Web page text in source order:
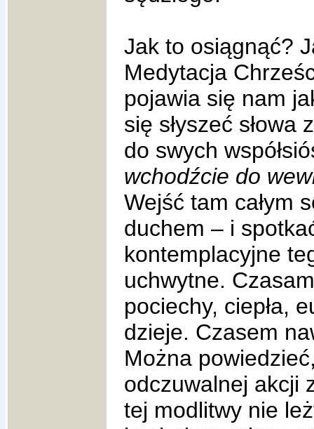
Jak to osiągnąć?
Medytacja
pojawia się nam
się słyszeć słowa
do swych
wchodźcie do
Wejść tam całym
duchem – i
kontemplacyjne
uchwytne.
pociechy, ciepła,
dzieje. Czasem
Można
odczuwalnej akcji
tej modlitwy nie